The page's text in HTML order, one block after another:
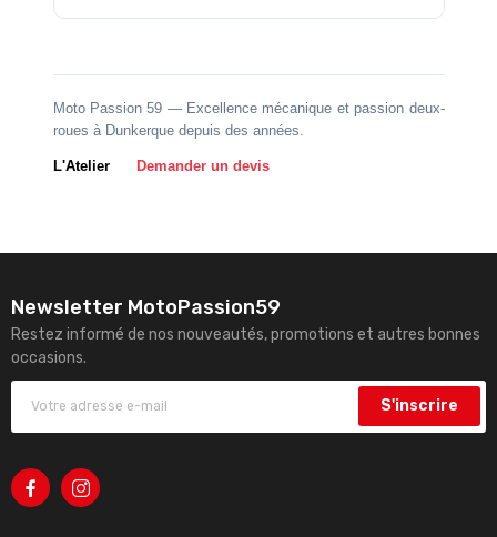
Moto Passion 59 — Excellence mécanique et passion deux-
roues à Dunkerque depuis des années.
L'Atelier Demander un devis
Newsletter MotoPassion59
Restez informé de nos nouveautés, promotions et autres bonnes
occasions.
S'inscrire